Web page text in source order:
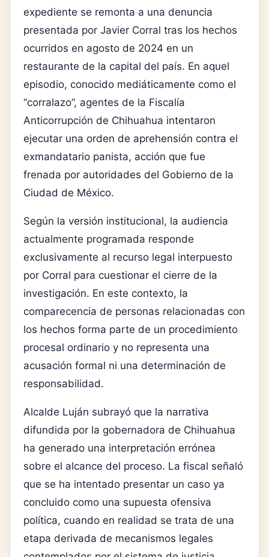
expediente se remonta a una denuncia
presentada por Javier Corral tras los hechos
ocurridos en agosto de 2024 en un
restaurante de la capital del país. En aquel
episodio, conocido mediáticamente como el
“corralazo”, agentes de la Fiscalía
Anticorrupción de Chihuahua intentaron
ejecutar una orden de aprehensión contra el
exmandatario panista, acción que fue
frenada por autoridades del Gobierno de la
Ciudad de México.
Según la versión institucional, la audiencia
actualmente programada responde
exclusivamente al recurso legal interpuesto
por Corral para cuestionar el cierre de la
investigación. En este contexto, la
comparecencia de personas relacionadas con
los hechos forma parte de un procedimiento
procesal ordinario y no representa una
acusación formal ni una determinación de
responsabilidad.
Alcalde Luján subrayó que la narrativa
difundida por la gobernadora de Chihuahua
ha generado una interpretación errónea
sobre el alcance del proceso. La fiscal señaló
que se ha intentado presentar un caso ya
concluido como una supuesta ofensiva
política, cuando en realidad se trata de una
etapa derivada de mecanismos legales